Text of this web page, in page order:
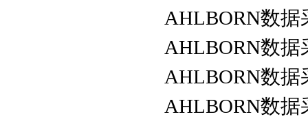
AHLBORN数据
AHLBORN数据
AHLBORN数据
AHLBORN数据